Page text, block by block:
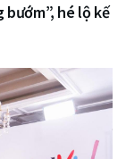
bướm”, hé lộ kế